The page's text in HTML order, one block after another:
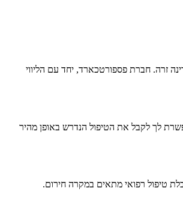
זרה. חברת פספורטכארד, יחד עם הליווי
לך לקבל את הטיפול הנדרש באופן מהיר
טיפול רפואי מתאים במקרה חירום.